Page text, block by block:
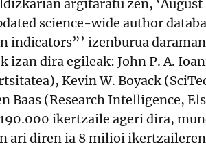
argitaratu zen, ‘August
science-wide author
indicators”’ izenburua daraman
izan dira egileak: John P. A.
Kevin W. Boyack
Baas (Research Intelligence,
ikertzaile ageri dira,
ari diren ia 8 milioi